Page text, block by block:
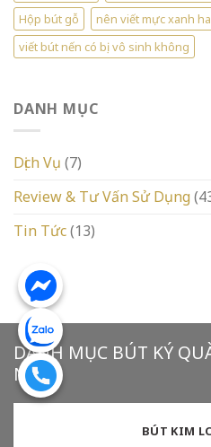
Hộp bút gỗ
nên viết mực xanh
viết bút nến có bị vô sinh không
DANH MỤC
Dịch Vụ (7)
Review & Tư Vấn Sử Dụng
Tin Tức(13)
DANH MỤC BÚT KÝ
NHẤT
BÚT KIM